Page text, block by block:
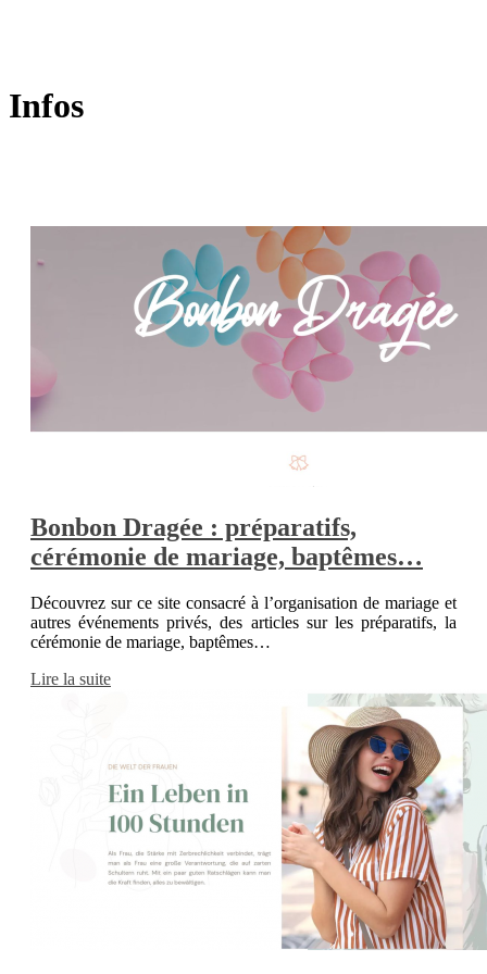
Infos
Bonbon Dragée : préparatifs,
cérémonie de mariage, baptêmes…
Découvrez sur ce site consacré à l’organisation de mariage et
autres événements privés, des articles sur les préparatifs, la
cérémonie de mariage, baptêmes…
Lire la suite